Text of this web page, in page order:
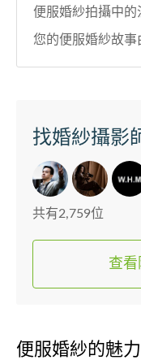
便服婚紗拍攝中的
您的便服婚紗故事
找婚紗攝影
共有2,759位
查
便服婚紗的魅